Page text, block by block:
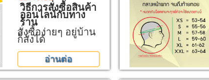
วิธีการสั่งซื้อสินค้า
ออนไลน์กับทาง
ร้าน
สั่งซื้อง่ายๆ อยู่บ้าน
ก็สั่งได้
อ่านต่อ